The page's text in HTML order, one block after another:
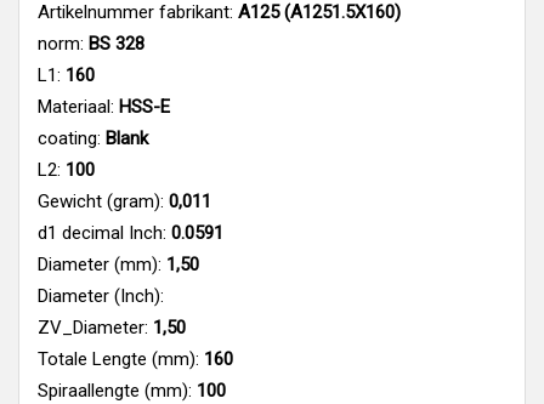
Artikelnummer fabrikant: A125 (A1251.5X160)
norm: BS 328
L1: 160
Materiaal: HSS-E
coating: Blank
L2: 100
Gewicht (gram): 0,011
d1 decimal Inch: 0.0591
Diameter (mm): 1,50
Diameter (Inch):
ZV_Diameter: 1,50
Totale Lengte (mm): 160
Spiraallengte (mm): 100